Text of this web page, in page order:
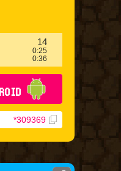
14
0:25
0:36
*309369